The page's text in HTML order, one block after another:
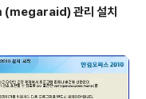
관리 설치